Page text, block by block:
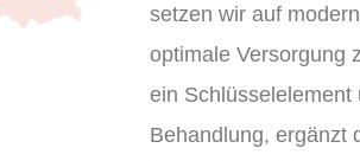
setzen wir auf
optimale Versorgung
ein Schlüsselelement
Behandlung, ergänzt